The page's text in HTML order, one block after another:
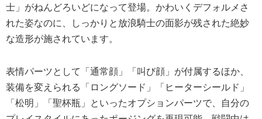
士」がねんどろいどになって登場。かわいくデフォルメさ
れた姿なのに、しっかりと放浪騎士の面影が残された絶妙
な造形が施されています。
表情パーツとして「通常顔」「叫び顔」が付属するほか、
装備を変えられる「ロングソード」「ヒーターシールド」
「松明」「聖杯瓶」といったオプションパーツで、自分の